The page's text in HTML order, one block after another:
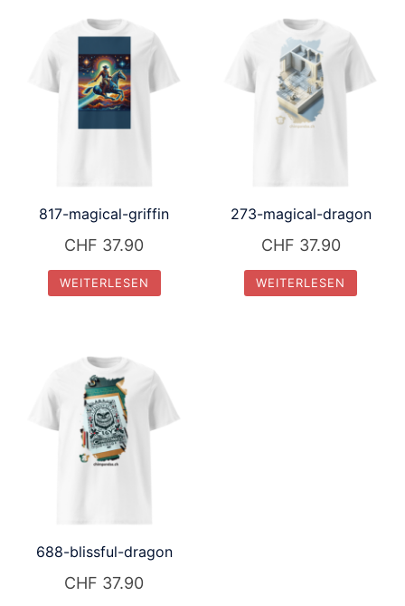
817-magical-griffin
CHF 37.90
WEITERLESEN
273-magical-dragon
CHF 37.90
WEITERLESEN
688-blissful-dragon
CHF 37.90